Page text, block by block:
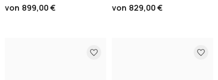
von 899,00 € von 829,00 €